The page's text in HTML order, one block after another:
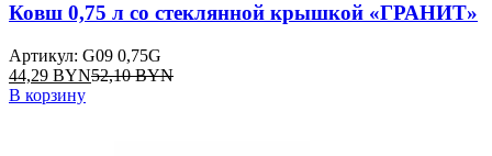
Ковш 0,75 л со стеклянной крышкой «ГРАНИТ»
Артикул: G09 0,75G
44,29 BYN52,10BYN
В корзину